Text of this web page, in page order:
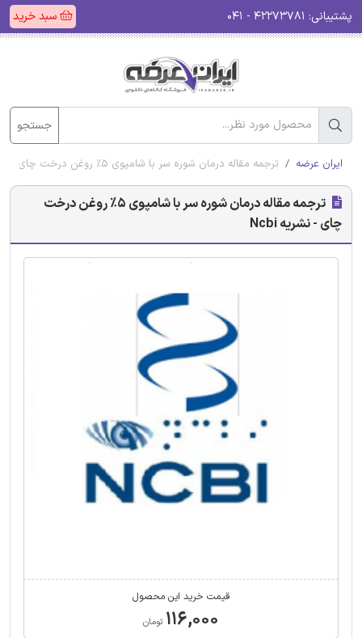
پشتیبانی: سبد خرید
جستجو
ایران عرضه ترجمه مقاله درمان شوره سر با شامپوی 5٪ روغن درخت چای - نشریه Ncbi
ترجمه مقاله درمان شوره سر با شامپوی 5٪ روغن درخت
چای - نشریه Ncbi
قیمت خرید این محصول
۱۱۶,۰۰۰ تومان